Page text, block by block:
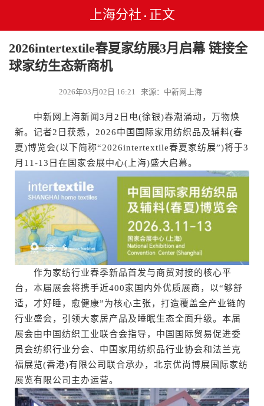
上海分社 • 正文
2026intertextile春夏家纺展3月启幕 链接全
球家纺生态新商机
2026年03月02日 16:21 来源：中新网上海
中新网上海新闻3月2日电(徐银)春潮涌动，万物焕
新。记者2日获悉，2026中国国际家用纺织品及辅料(春
夏)博览会(以下简称“2026intertextile春夏家纺展”)将于3
月11-13日在国家会展中心(上海)盛大启幕。
作为家纺行业春季新品首发与商贸对接的核心平
台，本届展会将携手近400家国内外优质展商，以“够舒
适，才好睡，愈健康”为核心主张，打造覆盖全产业链的
行业盛会，引领大家居产品及睡眠生态全面升级。本届
展会由中国纺织工业联合会指导，中国国际贸易促进委
员会纺织行业分会、中国家用纺织品行业协会和法兰克
福展览(香港)有限公司联合承办，北京优尚博展国际家纺
展览有限公司主办运营。